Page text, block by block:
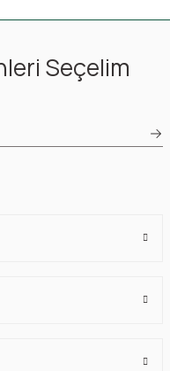
Seçelim